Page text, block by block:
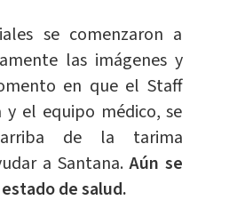
se comenzaron a
las imágenes y
en que el Staff
el equipo médico, se
arriba de la tarima
a Santana.Aún se
de salud.